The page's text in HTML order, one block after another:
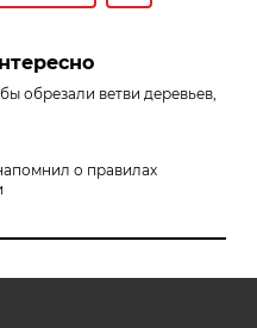
обрезали ветви деревьев,
о правилах